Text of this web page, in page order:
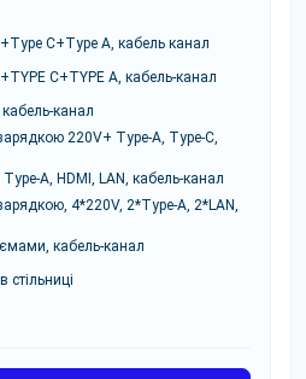
C+Type A, кабель канал
C+TYPE A, кабель-канал
канал
220V+ Type-A, Type-C,
A, HDMI, LAN, кабель-канал
4*220V, 2*Type-A, 2*LAN,
кабель-канал